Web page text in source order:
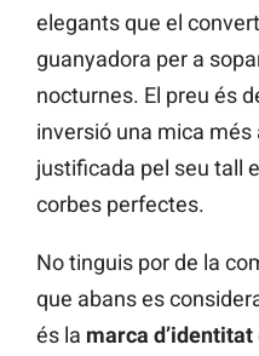
elegants que el
guanyadora per a
nocturnes. El preu és
inversió una mica
justificada pel seu tall
corbes perfectes.
No tinguis por de la
que abans es
és la marca d’identitat